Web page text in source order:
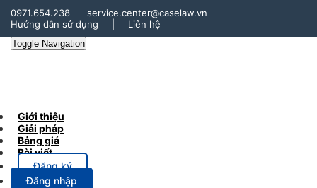
0971.654.238
service.center@caselaw.vn
Hướng dẫn sử dụng
Liên hệ
Toggle Navigation
Giới thiệu
Giải pháp
Bảng giá
Bài viết
Đăng ký
Đăng nhập